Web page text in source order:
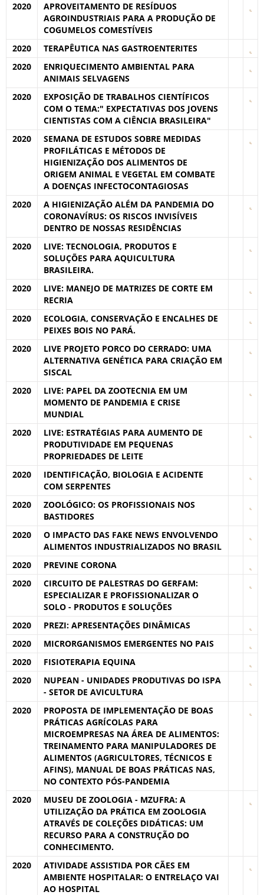
2020
APROVEITAMENTO DE RESÍDUOS
AGROINDUSTRIAIS PARA A PRODUÇÃO DE
COGUMELOS COMESTÍVEIS
2020
TERAPÊUTICA NAS GASTROENTERITES
2020
ENRIQUECIMENTO AMBIENTAL PARA
ANIMAIS SELVAGENS
2020
EXPOSIÇÃO DE TRABALHOS CIENTÍFICOS
COM O TEMA:" EXPECTATIVAS DOS JOVENS
CIENTISTAS COM A CIÊNCIA BRASILEIRA"
2020
SEMANA DE ESTUDOS SOBRE MEDIDAS
PROFILÁTICAS E MÉTODOS DE
HIGIENIZAÇÃO DOS ALIMENTOS DE
ORIGEM ANIMAL E VEGETAL EM COMBATE
A DOENÇAS INFECTOCONTAGIOSAS
2020
A HIGIENIZAÇÃO ALÉM DA PANDEMIA DO
CORONAVÍRUS: OS RISCOS INVISÍVEIS
DENTRO DE NOSSAS RESIDÊNCIAS
2020
LIVE: TECNOLOGIA, PRODUTOS E
SOLUÇÕES PARA AQUICULTURA
BRASILEIRA.
2020
LIVE: MANEJO DE MATRIZES DE CORTE EM
RECRIA
2020
ECOLOGIA, CONSERVAÇÃO E ENCALHES DE
PEIXES BOIS NO PARÁ.
2020
LIVE PROJETO PORCO DO CERRADO: UMA
ALTERNATIVA GENÉTICA PARA CRIAÇÃO EM
SISCAL
2020
LIVE: PAPEL DA ZOOTECNIA EM UM
MOMENTO DE PANDEMIA E CRISE
MUNDIAL
2020
LIVE: ESTRATÉGIAS PARA AUMENTO DE
PRODUTIVIDADE EM PEQUENAS
PROPRIEDADES DE LEITE
2020
IDENTIFICAÇÃO, BIOLOGIA E ACIDENTE
COM SERPENTES
2020
ZOOLÓGICO: OS PROFISSIONAIS NOS
BASTIDORES
2020
O IMPACTO DAS FAKE NEWS ENVOLVENDO
ALIMENTOS INDUSTRIALIZADOS NO BRASIL
2020
PREVINE CORONA
2020
CIRCUITO DE PALESTRAS DO GERFAM:
ESPECIALIZAR E PROFISSIONALIZAR O
SOLO - PRODUTOS E SOLUÇÕES
2020
PREZI: APRESENTAÇÕES DINÂMICAS
2020
MICRORGANISMOS EMERGENTES NO PAIS
2020
FISIOTERAPIA EQUINA
2020
NUPEAN - UNIDADES PRODUTIVAS DO ISPA
- SETOR DE AVICULTURA
2020
PROPOSTA DE IMPLEMENTAÇÃO DE BOAS
PRÁTICAS AGRÍCOLAS PARA
MICROEMPRESAS NA ÁREA DE ALIMENTOS:
TREINAMENTO PARA MANIPULADORES DE
ALIMENTOS (AGRICULTORES, TÉCNICOS E
AFINS), MANUAL DE BOAS PRÁTICAS NAS,
NO CONTEXTO PÓS-PANDEMIA
2020
MUSEU DE ZOOLOGIA - MZUFRA: A
UTILIZAÇÃO DA PRÁTICA EM ZOOLOGIA
ATRAVÉS DE COLEÇÕES DIDÁTICAS: UM
RECURSO PARA A CONSTRUÇÃO DO
CONHECIMENTO.
2020
ATIVIDADE ASSISTIDA POR CÃES EM
AMBIENTE HOSPITALAR: O ENTRELAÇO VAI
AO HOSPITAL